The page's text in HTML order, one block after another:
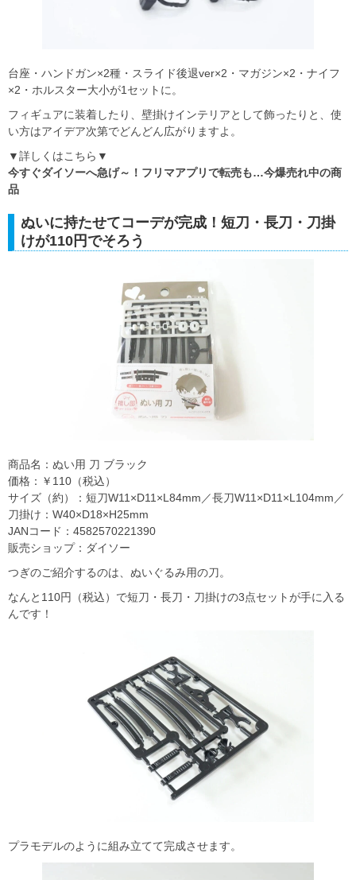
台座・ハンドガン×2種・スライド後退ver×2・マガジン×2・ナイフ
×2・ホルスター大小が1セットに。
フィギュアに装着したり、壁掛けインテリアとして飾ったりと、使
い方はアイデア次第でどんどん広がりますよ。
▼詳しくはこちら▼
今すぐダイソーへ急げ～！フリマアプリで転売も…今爆売れ中の商
品
ぬいに持たせてコーデが完成！短刀・長刀・刀掛
けが110円でそろう
商品名：ぬい用 刀 ブラック
価格：￥110（税込）
サイズ（約）：短刀W11×D11×L84mm／長刀W11×D11×L104mm／
刀掛け：W40×D18×H25mm
JANコード：4582570221390
販売ショップ：ダイソー
つぎのご紹介するのは、ぬいぐるみ用の刀。
なんと110円（税込）で短刀・長刀・刀掛けの3点セットが手に入る
んです！
プラモデルのように組み立てて完成させます。